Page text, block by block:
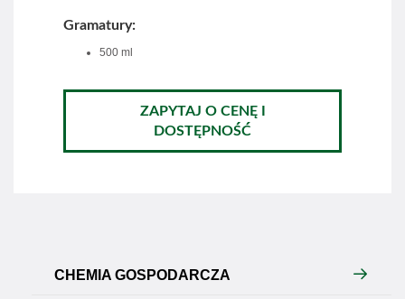
Gramatury:
500 ml
ZAPYTAJ O CENĘ I
DOSTĘPNOŚĆ
CHEMIA GOSPODARCZA